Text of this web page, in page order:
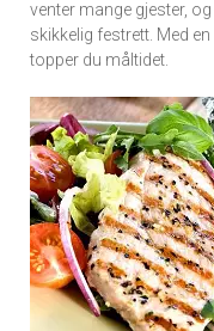
venter mange gjester,
skikkelig festrett. Med
topper du måltidet.